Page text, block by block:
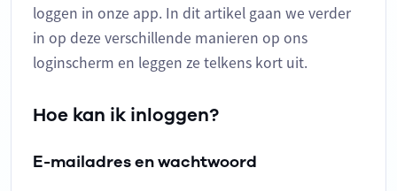
loggen in onze app. In dit artikel gaan we verder
in op deze verschillende manieren op ons
loginscherm en leggen ze telkens kort uit.
Hoe kan ik inloggen?
E-mailadres en wachtwoord